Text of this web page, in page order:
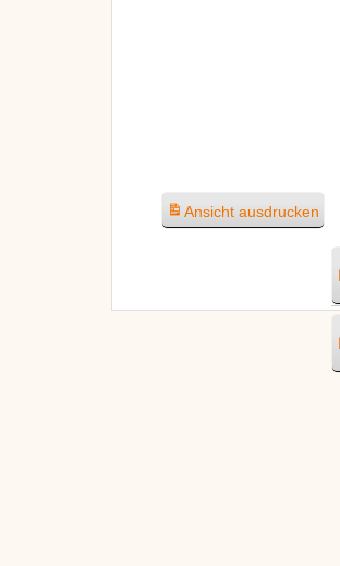
Ansicht ausdrucken